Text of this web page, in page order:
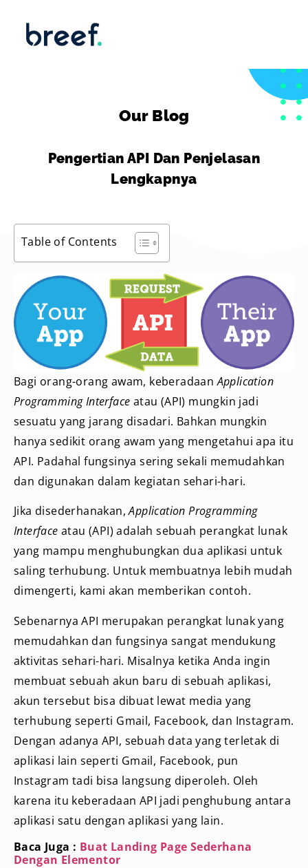
Our Blog
Pengertian API Dan Penjelasan
Lengkapnya
Table of Contents
Bagi orang-orang awam, keberadaanApplication
Programming Interface atau (API) mungkin jadi
sesuatu yang jarang disadari. Bahkan mungkin
hanya sedikit orang awam yang mengetahui apa itu
API. Padahal fungsinya sering sekali memudahkan
dan digunakan dalam kegiatan sehari-hari.
Jika disederhanakan,Application Programming
Interfaceatau (API) adalah sebuah perangkat lunak
yang mampu menghubungkan dua aplikasi untuk
saling terhubung. Untuk membuatnya lebih mudah
dimengerti, kami akan memberikan contoh.
Sebenarnya API merupakan perangkat lunak yang
memudahkan dan fungsinya sangat mendukung
aktivitas sehari-hari. Misalnya ketika Anda ingin
membuat sebuah akun baru di sebuah aplikasi,
akun tersebut bisa dibuat lewat media yang
terhubung seperti Gmail, Facebook, dan Instagram.
Dengan adanya API, sebuah data yang terletak di
aplikasi lain seperti Gmail, Facebook, pun
Instagram tadi bisa langsung diperoleh. Oleh
karena itu keberadaan API jadi penghubung antara
aplikasi satu dengan aplikasi yang lain.
Baca Juga : Buat Landing Page Sederhana
Dengan Elementor